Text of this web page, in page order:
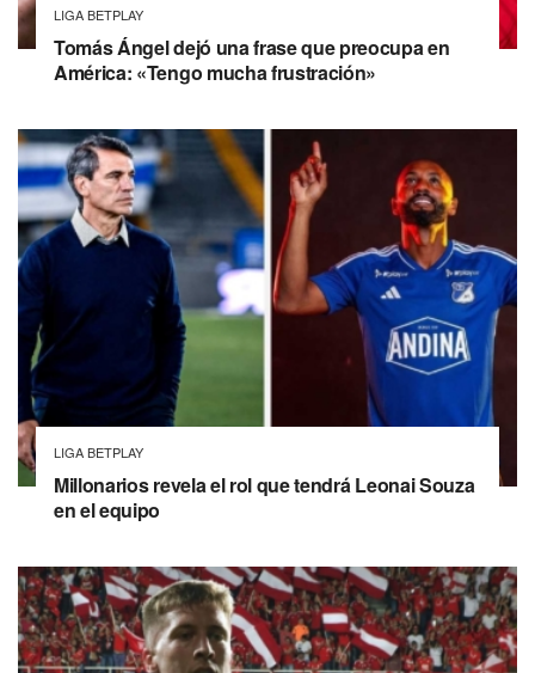
LIGA BETPLAY
Tomás Ángel dejó una frase que preocupa en
América: «Tengo mucha frustración»
LIGA BETPLAY
Millonarios revela el rol que tendrá Leonai Souza
en el equipo